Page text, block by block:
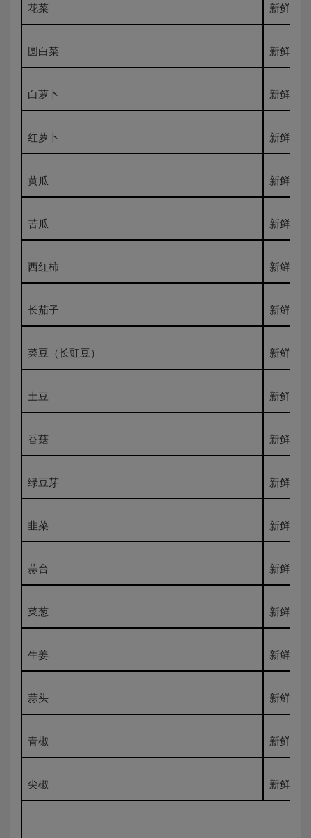
花菜 新鲜
圆白菜 新鲜
白萝卜 新鲜
红萝卜 新鲜
黄瓜 新鲜
苦瓜 新鲜
西红柿 新鲜
长茄子 新鲜
菜豆（长豇豆） 新鲜
土豆 新鲜
香菇 新鲜
绿豆芽 新鲜
韭菜 新鲜
蒜台 新鲜
菜葱 新鲜
生姜 新鲜
蒜头 新鲜
青椒 新鲜
尖椒 新鲜